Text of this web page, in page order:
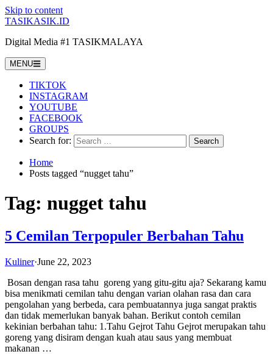
Skip to content
TASIKASIK.ID
Digital Media #1 TASIKMALAYA
MENU
TIKTOK
INSTAGRAM
YOUTUBE
FACEBOOK
GROUPS
Search for:
Home
Posts tagged “nugget tahu”
Tag: nugget tahu
5 Cemilan Terpopuler Berbahan Tahu
Kuliner·June 22, 2023
Bosan dengan rasa tahu goreng yang gitu-gitu aja? Sekarang kamu
bisa menikmati cemilan tahu dengan varian olahan rasa dan cara
pengolahan yang berbeda, cara pembuatannya juga sangat praktis
dan tidak memerlukan banyak bahan. Berikut contoh cemilan
kekinian berbahan tahu: 1.Tahu Gejrot Tahu Gejrot merupakan tahu
goreng yang disiram dengan kuah atau saus yang membuat
makanan …